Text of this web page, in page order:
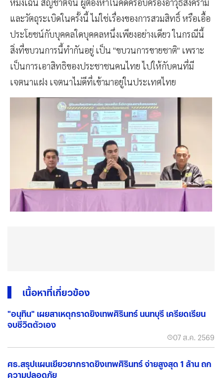
หมิงเฉิน สัญชาติจีน ผู้ต้องหาในคดีครอบครองอาวุธสงคราม
และวัตถุระเบิดในครั้งนี้ ไม่ใช่เรื่องของการสวมสิทธิ์ หรือเอื้อ
ประโยชน์กับบุคคลใดบุคคลหนึ่งเพียงอย่างเดียว ในกรณีนี้
สิ่งที่ขบวนการนี้ทำกันอยู่ เป็น "ขบวนการขายชาติ" เพราะ
เป็นการเอาสิทธิของประชาชนคนไทย ไปให้กับคนที่มี
เจตนาแฝง เจตนาไม่ดีที่เข้ามาอยู่ในประเทศไทย
เนื้อหาที่เกี่ยวข้อง
"อนุทิน" เผยสาเหตุกราดยิงเทพศิรินทร์ นนทบุรี เครียดเรียน
จบชีวิตตัวเอง
07 ส.ค. 2569
ศธ.สรุปแผนเยียวยากราดยิงเทพศิรินทร์ จ่ายสูงสุด 1 ล้าน ถก
ความปลอดภัย